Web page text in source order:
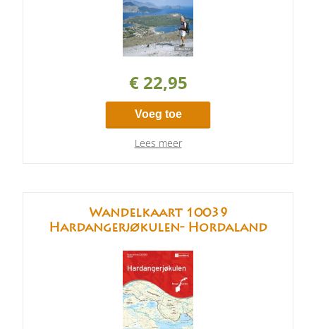
€ 22,95
Voeg toe
Lees meer
Wandelkaart 10039
Hardangerjøkulen- Hordaland